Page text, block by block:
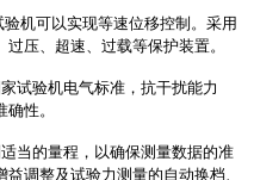
机可以实现等速位移控制。采用
压、超速、过载等保护装置。
试验机电气标准，抗干扰能力
性。
当的量程，以确保测量数据的准
调整及试验力测量的自动换档、